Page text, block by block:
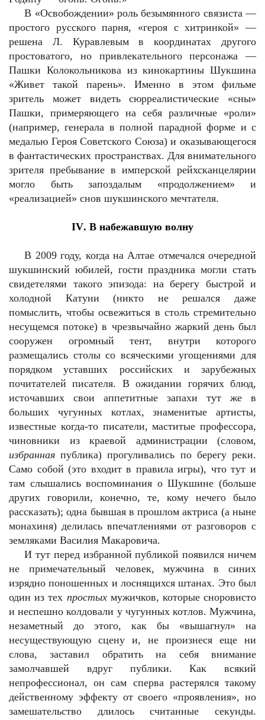
В «Освобождении» роль безымянного связиста —
простого русского парня, «героя с хитринкой» —
решена Л. Куравлевым в координатах другого
простоватого, но привлекательного персонажа —
Пашки Колокольникова из кинокартины Шукшина
«Живет такой парень». Именно в этом фильме
зритель может видеть сюрреалистические «сны»
Пашки, примеряющего на себя различные «роли»
(например, генерала в полной парадной форме и с
медалью Героя Советского Союза) и оказывающегося
в фантастических пространствах. Для внимательного
зрителя пребывание в имперской рейхсканцелярии
могло быть запоздалым «продолжением» и
«реализацией» снов шукшинского мечтателя.
IV. В набежавшую волну
В 2009 году, когда на Алтае отмечался очередной
шукшинский юбилей, гости праздника могли стать
свидетелями такого эпизода: на берегу быстрой и
холодной Катуни (никто не решался даже
помыслить, чтобы освежиться в столь стремительно
несущемся потоке) в чрезвычайно жаркий день был
сооружен огромный тент, внутри которого
размещались столы со всяческими угощениями для
порядком уставших российских и зарубежных
почитателей писателя. В ожидании горячих блюд,
источавших свои аппетитные запахи тут же в
больших чугунных котлах, знаменитые артисты,
известные когда-то писатели, маститые профессора,
чиновники из краевой администрации (словом,
избранная публика) прогуливались по берегу реки.
Само собой (это входит в правила игры), что тут и
там слышались воспоминания о Шукшине (больше
других говорили, конечно, те, кому нечего было
рассказать); одна бывшая в прошлом актриса (а ныне
монахиня) делилась впечатлениями от разговоров с
земляками Василия Макаровича.
И тут перед избранной публикой появился ничем
не примечательный человек, мужчина в синих
изрядно поношенных и лоснящихся штанах. Это был
один из тех простыхмужичков, которые сноровисто
и неспешно колдовали у чугунных котлов. Мужчина,
незаметный до этого, как бы «вышагнул» на
несуществующую сцену и, не произнеся еще ни
слова, заставил обратить на себя внимание
замолчавшей вдруг публики. Как всякий
непрофессионал, он сам сперва растерялся такому
действенному эффекту от своего «проявления», но
замешательство длилось считанные секунды.